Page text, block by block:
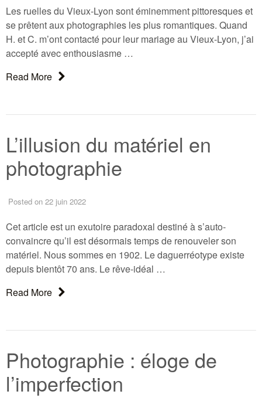
Les ruelles du Vieux-Lyon sont éminemment pittoresques et
se prêtent aux photographies les plus romantiques. Quand
H. et C. m’ont contacté pour leur mariage au Vieux-Lyon, j’ai
accepté avec enthousiasme …
Read More About: Photographe mariage Vieux-Lyon
L’illusion du matériel en
photographie
Posted on 22 juin 2022
Cet article est un exutoire paradoxal destiné à s’auto-
convaincre qu’il est désormais temps de renouveler son
matériel. Nous sommes en 1902. Le daguerréotype existe
depuis bientôt 70 ans. Le rêve-idéal …
Read More About: L’illusion du matériel en photographie
Photographie : éloge de
l’imperfection